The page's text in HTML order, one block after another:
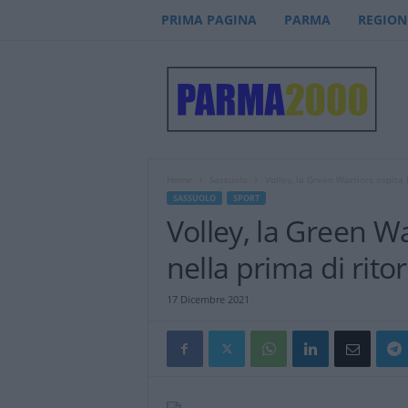
PRIMA PAGINA PARMA
SASSUOLO SPORT
Volley, la Green
nella prima di
17 Dicembre 2021